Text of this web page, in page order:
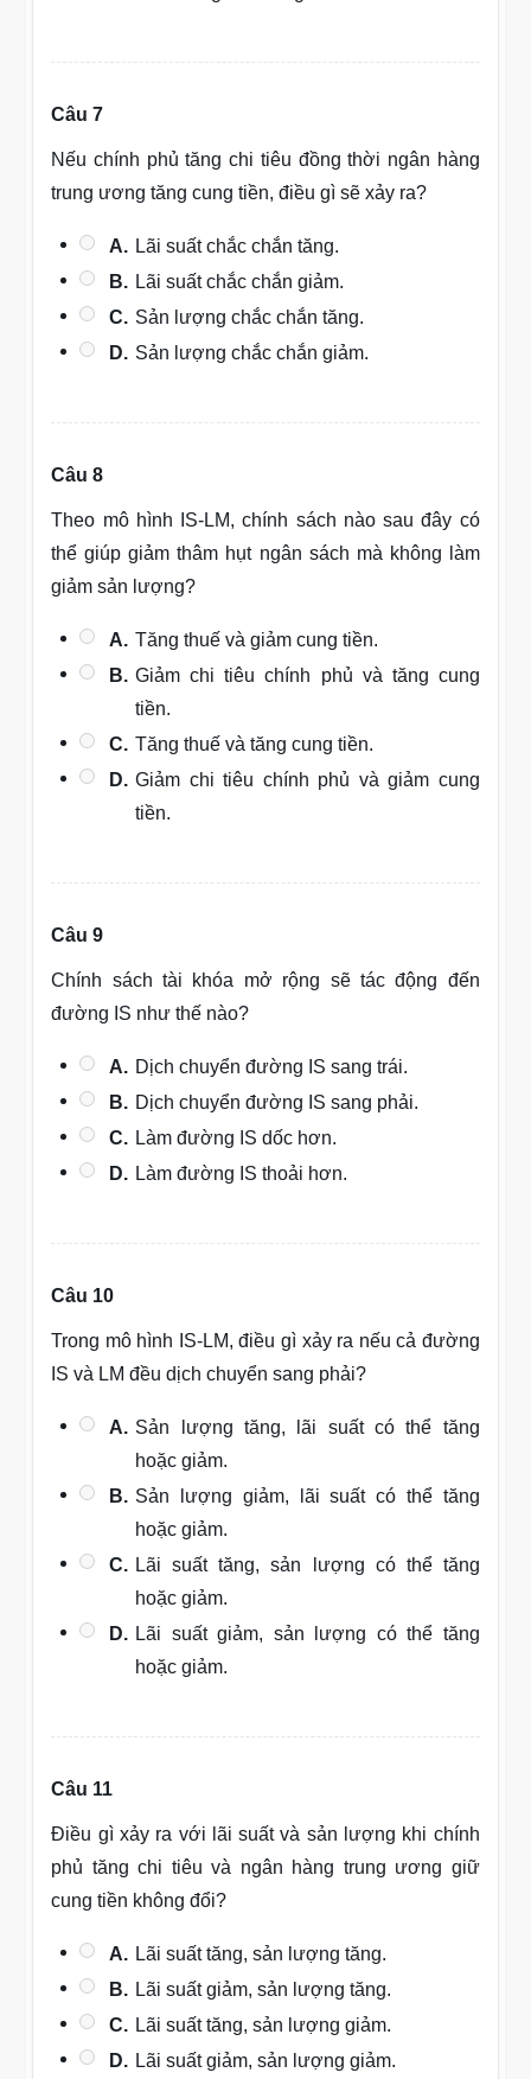
Câu 7
Nếu chính phủ tăng chi tiêu đồng thời ngân hàng
trung ương tăng cung tiền, điều gì sẽ xảy ra?
A. Lãi suất chắc chắn tăng.
B. Lãi suất chắc chắn giảm.
C. Sản lượng chắc chắn tăng.
D. Sản lượng chắc chắn giảm.
Câu 8
Theo mô hình IS-LM, chính sách nào sau đây có
thể giúp giảm thâm hụt ngân sách mà không làm
giảm sản lượng?
A. Tăng thuế và giảm cung tiền.
B. Giảm chi tiêu chính phủ và tăng cung
tiền.
C. Tăng thuế và tăng cung tiền.
D. Giảm chi tiêu chính phủ và giảm cung
tiền.
Câu 9
Chính sách tài khóa mở rộng sẽ tác động đến
đường IS như thế nào?
A. Dịch chuyển đường IS sang trái.
B. Dịch chuyển đường IS sang phải.
C. Làm đường IS dốc hơn.
D. Làm đường IS thoải hơn.
Câu 10
Trong mô hình IS-LM, điều gì xảy ra nếu cả đường
IS và LM đều dịch chuyển sang phải?
A. Sản lượng tăng, lãi suất có thể tăng
hoặc giảm.
B. Sản lượng giảm, lãi suất có thể tăng
hoặc giảm.
C. Lãi suất tăng, sản lượng có thể tăng
hoặc giảm.
D. Lãi suất giảm, sản lượng có thể tăng
hoặc giảm.
Câu 11
Điều gì xảy ra với lãi suất và sản lượng khi chính
phủ tăng chi tiêu và ngân hàng trung ương giữ
cung tiền không đổi?
A. Lãi suất tăng, sản lượng tăng.
B. Lãi suất giảm, sản lượng tăng.
C. Lãi suất tăng, sản lượng giảm.
D. Lãi suất giảm, sản lượng giảm.